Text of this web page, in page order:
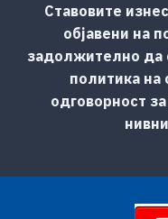
Ставовите
објавени на
задолжително да
политика на
одговорност